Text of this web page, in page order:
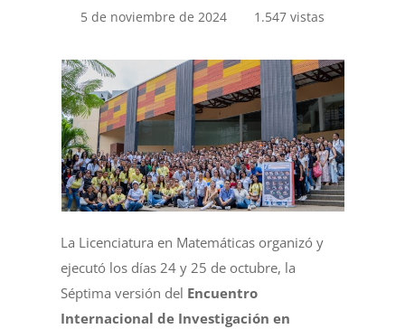
5 de noviembre de 2024 1.547 vistas
La Licenciatura en Matemáticas organizó y
ejecutó los días 24 y 25 de octubre, la
Séptima versión del Encuentro
Internacional de Investigación en